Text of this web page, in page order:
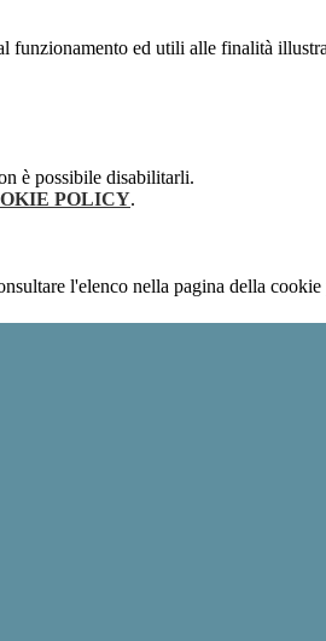
funzionamento ed utili alle finalità
è possibile disabilitarli.
POLICY.
l'elenco nella pagina della